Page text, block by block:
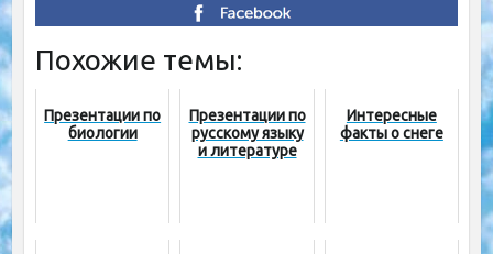
Похожие темы:
Презентации по
биологии
Презентации по
русскому языку
и литературе
Интересные
факты о снеге